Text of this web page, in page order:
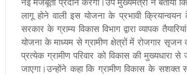
लागू होने वाली इस योजना के प्रभावी
सरकार के ग्राम्य विकास विभाग द्वारा व्यापक
योजना के माध्यम से ग्रामीण क्षेत्रों में रोजगार सृजन
प्रत्येक ग्रामीण परिवार को विकास की मुख्यधारा से
जाएगा।उन्होंने कहा कि ग्रामीण विकास के